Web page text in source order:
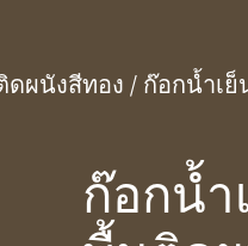
ดผนังสีทอง / ก๊อกน้ำเ
ก๊อกน้